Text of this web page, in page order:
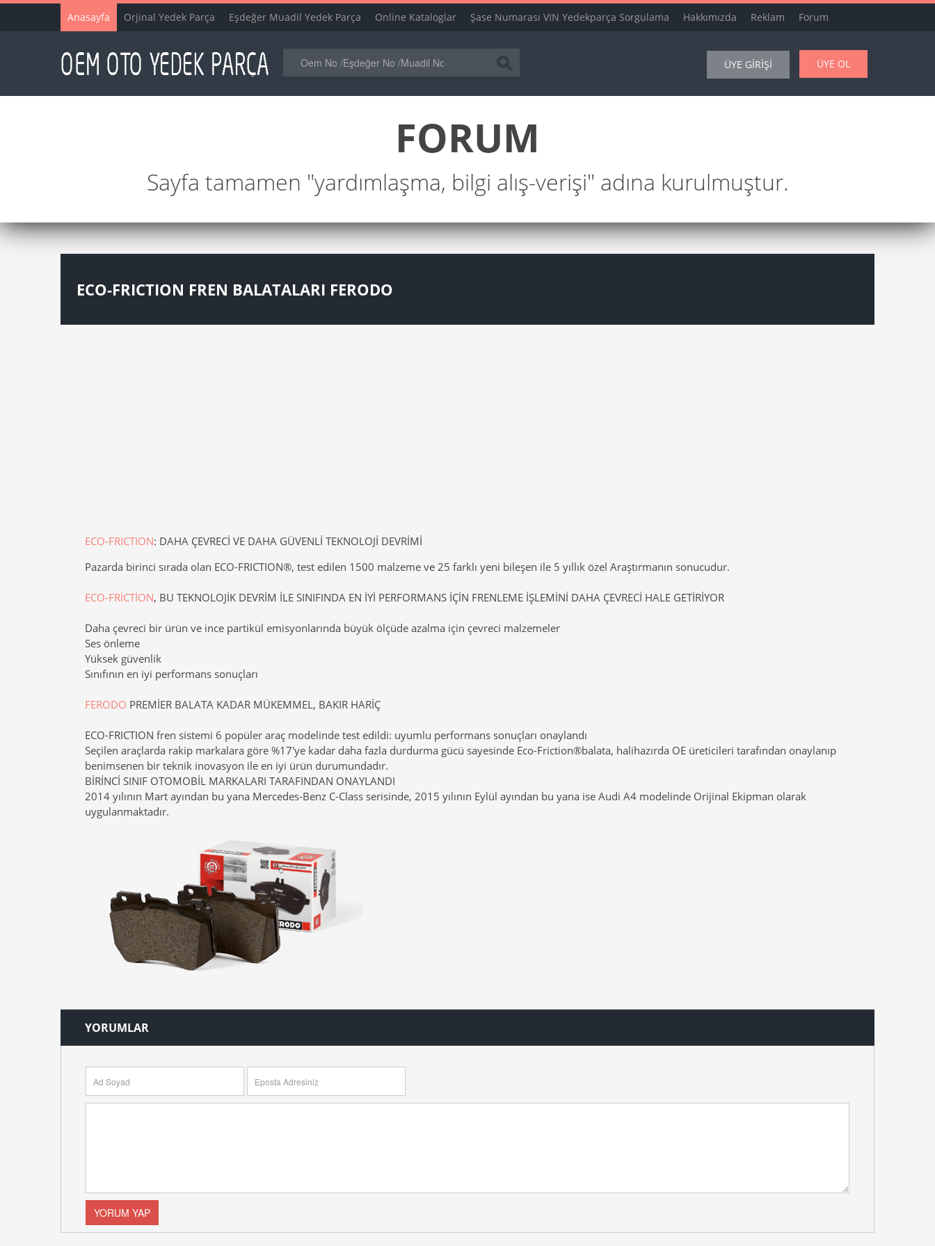
Anasayfa Orjinal Yedek Parça Eşdeğer Muadil Yedek Parça Online Kataloglar Şase Numarası VIN Yedekparça Sorgulama Hakkımızda Reklam Forum
ÜYE GİRİŞİ ÜYE OL
FORUM
Sayfa tamamen "yardımlaşma, bilgi alış-verişi" adına kurulmuştur.
ECO-FRICTION FREN BALATALARI FERODO
ECO-FRICTION: DAHA ÇEVRECİ VE DAHA GÜVENLİ TEKNOLOJİ DEVRİMİ
Pazarda birinci sırada olan ECO-FRICTION®, test edilen 1500 malzeme ve 25 farklı yeni bileşen ile 5 yıllık özel Araştırmanın sonucudur.
ECO-FRİCTİON, BU TEKNOLOJİK DEVRİM İLE SINIFINDA EN İYİ PERFORMANS İÇİN FRENLEME İŞLEMİNİ DAHA ÇEVRECİ HALE GETİRİYOR
Daha çevreci bir ürün ve ince partikül emisyonlarında büyük ölçüde azalma için çevreci malzemeler
Ses önleme
Yüksek güvenlik
Sınıfının en iyi performans sonuçları
FERODO PREMİER BALATA KADAR MÜKEMMEL, BAKIR HARİÇ
ECO-FRICTION fren sistemi 6 popüler araç modelinde test edildi: uyumlu performans sonuçları onaylandı
Seçilen araçlarda rakip markalara göre %17'ye kadar daha fazla durdurma gücü sayesinde Eco-Friction®balata, halihazırda OE üreticileri tarafından onaylanıp
benimsenen bir teknik inovasyon ile en iyi ürün durumundadır.
BİRİNCİ SINIF OTOMOBİL MARKALARI TARAFINDAN ONAYLANDI
2014 yılının Mart ayından bu yana Mercedes-Benz C-Class serisinde, 2015 yılının Eylül ayından bu yana ise Audi A4 modelinde Orijinal Ekipman olarak
uygulanmaktadır.
YORUMLAR